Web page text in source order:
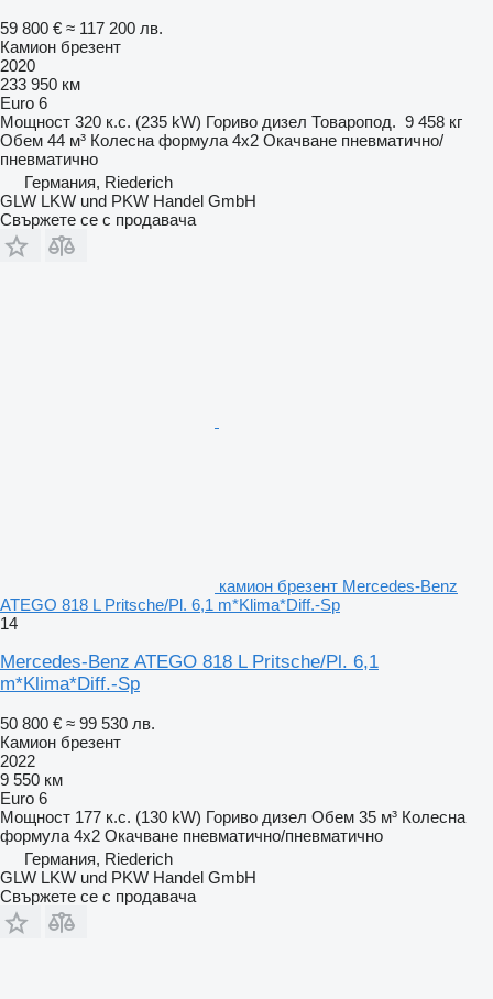
59 800 € ≈ 117 200 лв.
Камион брезент
2020
233 950 км
Euro 6
Мощност 320 к.с. (235 kW) Гориво дизел Товаропод. 9 458 кг
Обем 44 м³ Колесна формула 4x2 Окачване пневматично/
пневматично
Германия, Riederich
GLW LKW und PKW Handel GmbH
Свържете се с продавача
камион брезент Mercedes-Benz
ATEGO 818 L Pritsche/Pl. 6,1 m*Klima*Diff.-Sp
14
Mercedes-Benz ATEGO 818 L Pritsche/Pl. 6,1
m*Klima*Diff.-Sp
50 800 € ≈ 99 530 лв.
Камион брезент
2022
9 550 км
Euro 6
Мощност 177 к.с. (130 kW) Гориво дизел Обем 35 м³ Колесна
формула 4x2 Окачване пневматично/пневматично
Германия, Riederich
GLW LKW und PKW Handel GmbH
Свържете се с продавача